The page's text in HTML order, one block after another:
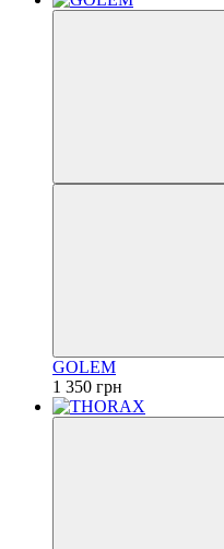
GOLEM
1 350 грн